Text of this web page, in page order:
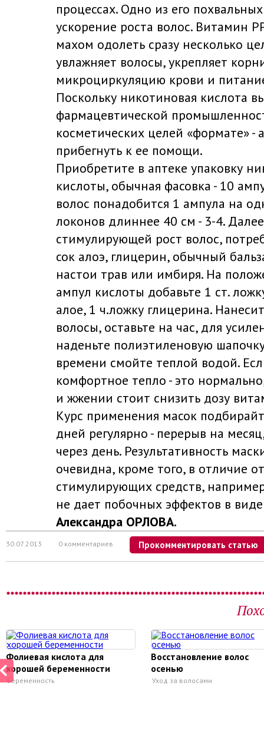
процессах. Одно из его
ускорение роста волос. Витамин
махом одолеть сразу несколько
увлажняет волосы, укрепляет
микроциркуляцию крови и
Поскольку никотиновая кислота
фармацевтической
косметических целей «формате» -
прибегнуть к ее помощи.
Приобретите в аптеке упаковку
кислоты, обычная фасовка - 10
волос понадобится 1 ампула на
локонов длиннее 40 см - 3-4.
стимулирующей рост волос,
сок алоэ, глицерин, обычный
настои трав или имбиря. На
ампул кислоты добавьте 1 ст.
алое, 1 ч.ложку глицерина.
волосы, оставьте на час, для
наденьте полиэтиленовую
времени смойте теплой водой.
комфортное тепло - это
и жжении стоит снизить дозу
Курс применения масок
дней регулярно - перерыв на
через день. Результативность
очевидна, кроме того, в отличие
стимулирующих средств,
не дает побочных эффектов в виде
Александра ОРЛОВА.
30.07.2013 0 комментариев Прокомментировать статью
Фолиевая кислота для
хорошей беременности
Беременность
Восстановление волос
осенью
Уход за волосами